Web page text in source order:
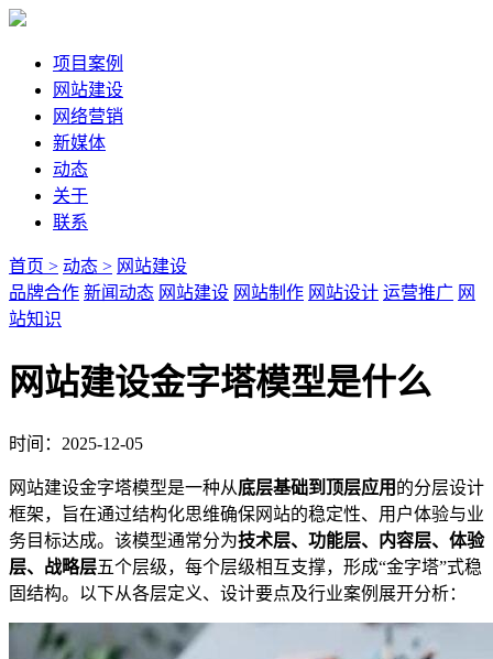
项目案例
网站建设
网络营销
新媒体
动态
关于
联系
首页 > 动态 > 网站建设
品牌合作 新闻动态 网站建设 网站制作 网站设计 运营推广 网
站知识
网站建设金字塔模型是什么
时间：2025-12-05
网站建设金字塔模型是一种从底层基础到顶层应用 的分层设计
框架，旨在通过结构化思维确保网站的稳定性、用户体验与业
务目标达成。该模型通常分为技术层、功能层、内容层、体验
层、战略层五个层级，每个层级相互支撑，形成“金字塔”式稳
固结构。以下从各层定义、设计要点及行业案例展开分析：